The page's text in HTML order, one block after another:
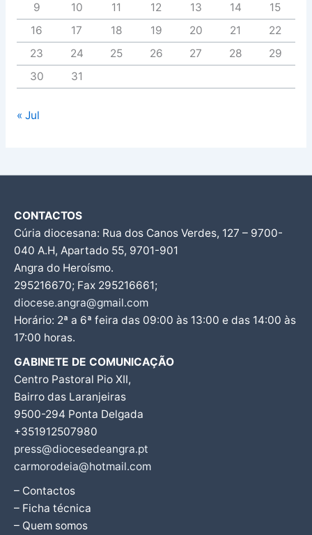
9
10 11 12 13 14
15
16
17 18 19 20 21
22
23
24 25 26 27 28
29
30
31
« Jul
CONTACTOS
Cúria diocesana: Rua dos Canos Verdes, 127 – 9700-
040 A.H, Apartado 55, 9701-901
Angra do Heroísmo.
295216670; Fax 295216661;
diocese.angra@gmail.com
Horário: 2ª a 6ª feira das 09:00 às 13:00 e das 14:00 às
17:00 horas.
GABINETE DE COMUNICAÇÃO
Centro Pastoral Pio XII,
Bairro das Laranjeiras
9500-294 Ponta Delgada
+351912507980
press@diocesedeangra.pt
carmorodeia@hotmail.com
– Contactos
– Ficha técnica
– Quem somos